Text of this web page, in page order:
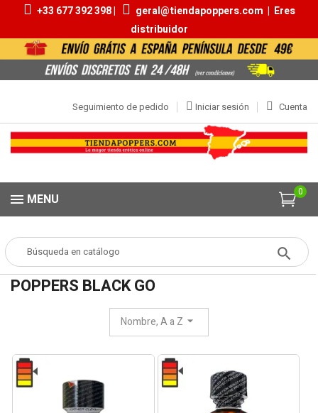
+33 677 392 398 | geral@tiendapoppers.com | Eres
distribuidor
Cuenta
Iniciar sesión
Seguimiento de pedido
0
MENU
Popper MARCAS Poppers Black Go
POPPERS BLACK GO
Nombre, A a Z